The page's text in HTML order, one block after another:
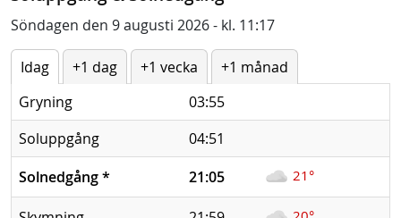
Söndagen den 9 augusti 2026 - kl. 11:17
Idag +1 dag +1 vecka
+1 månad
Gryning
03:55
Soluppgång
04:51
Solnedgång* 21:05 21°